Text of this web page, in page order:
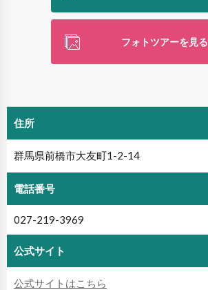
フォトツアーを見る
住所
群馬県前橋市大友町1-2-14
電話番号
027-219-3969
公式サイト
公式サイトはこちら